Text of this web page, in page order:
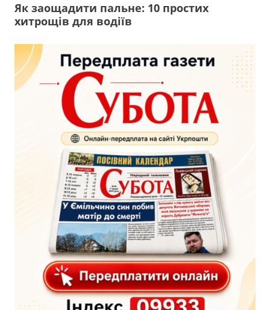
Як заощадити пальне: 10 простих
хитрощів для водіїв